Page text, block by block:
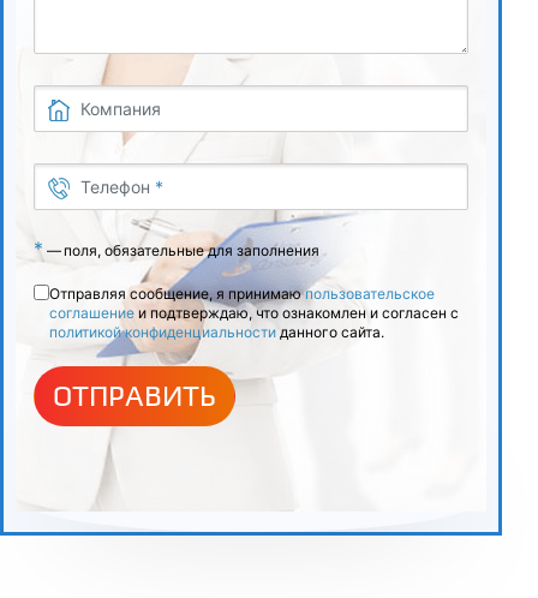
Компания
Телефон *
* —поля, обязательные для заполнения
Отправляя сообщение, я принимаюпользовательское
соглашение и подтверждаю, что ознакомлен и согласен с
политикой конфиденциальности данного сайта.
ОТПРАВИТЬ